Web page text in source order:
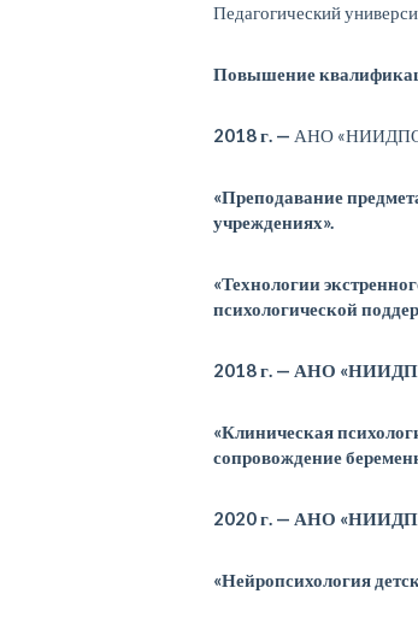
Педагогический
Повышение
2018г. — АНО
«Преподавание
учреждениях».
«Технологии
психологической
2018 г. — АНО
«Клиническая
сопровождение
2020 г. — АНО
«Нейропсихология